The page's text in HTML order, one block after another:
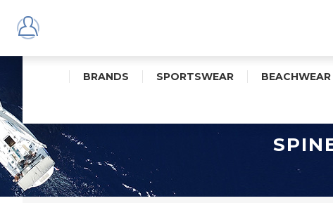
BRANDS SPORTSWEAR BEACHWEAR